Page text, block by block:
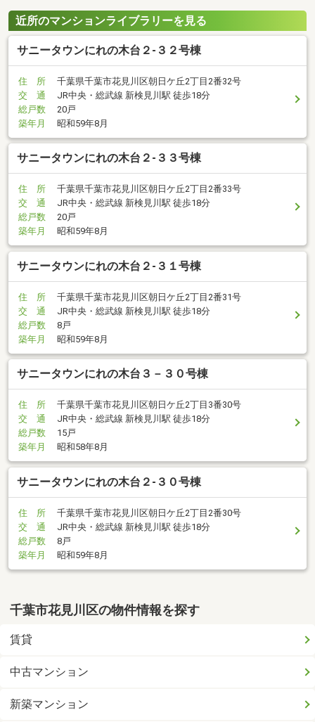
近所のマンションライブラリーを見る
サニータウンにれの木台２-３２号棟
住 所
千葉県千葉市花見川区朝日ケ丘2丁目2番32号
交 通
JR中央・総武線 新検見川駅 徒歩18分
総戸数
20戸
築年月
昭和59年8月
サニータウンにれの木台２-３３号棟
住 所
千葉県千葉市花見川区朝日ケ丘2丁目2番33号
交 通
JR中央・総武線 新検見川駅 徒歩18分
総戸数
20戸
築年月
昭和59年8月
サニータウンにれの木台２-３１号棟
住 所
千葉県千葉市花見川区朝日ケ丘2丁目2番31号
交 通
JR中央・総武線 新検見川駅 徒歩18分
総戸数
8戸
築年月
昭和59年8月
サニータウンにれの木台３－３０号棟
住 所
千葉県千葉市花見川区朝日ケ丘2丁目3番30号
交 通
JR中央・総武線 新検見川駅 徒歩18分
総戸数
15戸
築年月
昭和58年8月
サニータウンにれの木台２-３０号棟
住 所
千葉県千葉市花見川区朝日ケ丘2丁目2番30号
交 通
JR中央・総武線 新検見川駅 徒歩18分
総戸数
8戸
築年月
昭和59年8月
千葉市花見川区の物件情報を探す
賃貸
中古マンション
新築マンション